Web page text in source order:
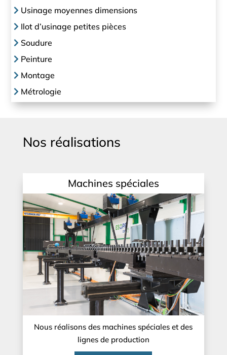
Usinage moyennes dimensions
Ilot d’usinage petites pièces
Soudure
Peinture
Montage
Métrologie
Nos réalisations
Machines spéciales
Nous réalisons des machines spéciales et des
lignes de production